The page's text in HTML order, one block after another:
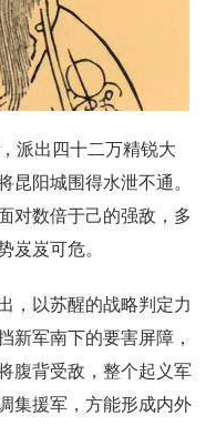
派出四十二万精锐大
昆阳城围得水泄不通。
对数倍于己的强敌，多
岌岌可危。
，以苏醒的战略判定力
新军南下的要害屏障，
腹背受敌，整个起义军
集援军，方能形成内外